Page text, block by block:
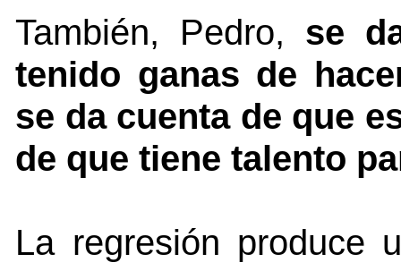
También, Pedro, se
tenido ganas de
se da cuenta de que
de que tiene talento
La regresión produce